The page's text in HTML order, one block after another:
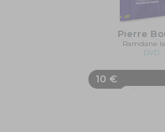
Pierre
Ramdane
DVD
10 €
Ajouter